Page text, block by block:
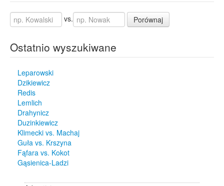
vs. Porównaj
Ostatnio wyszukiwane
Leparowski
Dzikiewicz
Redis
Lemlich
Drahynicz
Duzinkiewicz
Klimecki vs. Machaj
Guła vs. Krszyna
Fąfara vs. Kokot
Gąsienica-Ladzi